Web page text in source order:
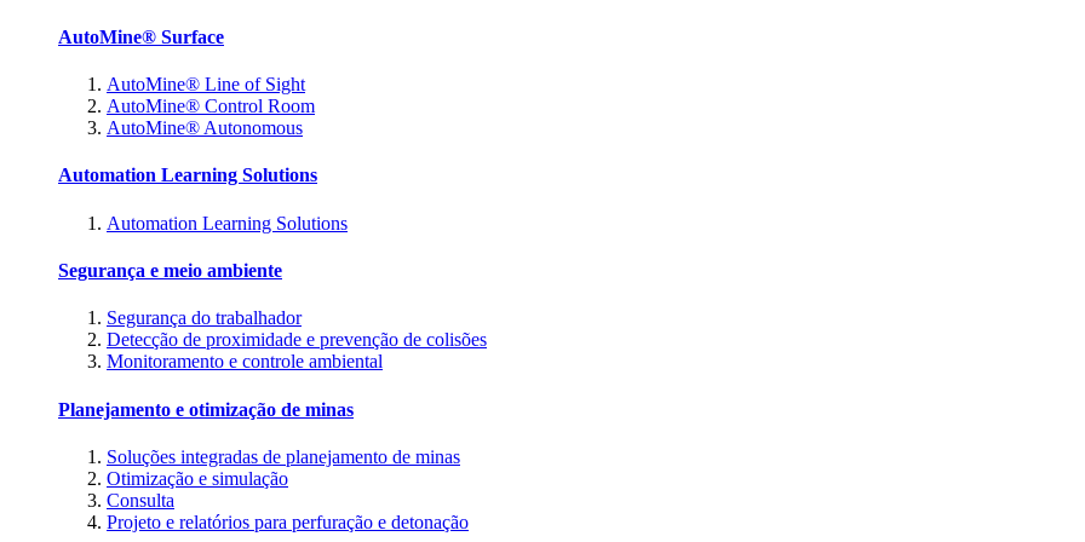
AutoMine® Surface
AutoMine® Line of Sight
AutoMine® Control Room
AutoMine® Autonomous
Automation Learning Solutions
Automation Learning Solutions
Segurança e meio ambiente
Segurança do trabalhador
Detecção de proximidade e prevenção de colisões
Monitoramento e controle ambiental
Planejamento e otimização de minas
Soluções integradas de planejamento de minas
Otimização e simulação
Consulta
Projeto e relatórios para perfuração e detonação